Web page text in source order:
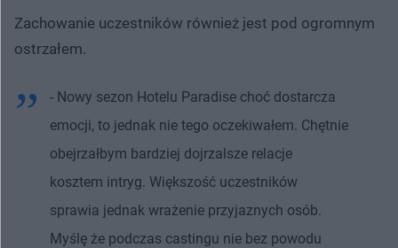
Zachowanie uczestników również jest pod ogromnym
ostrzałem.
- Nowy sezon Hotelu Paradise choć dostarcza
emocji, to jednak nie tego oczekiwałem. Chętnie
obejrzałbym bardziej dojrzalsze relacje
kosztem intryg. Większość uczestników
sprawia jednak wrażenie przyjaznych osób.
Myślę że podczas castingu nie bez powodu